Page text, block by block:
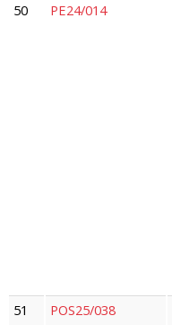
50
PE24/014
51
POS25/038